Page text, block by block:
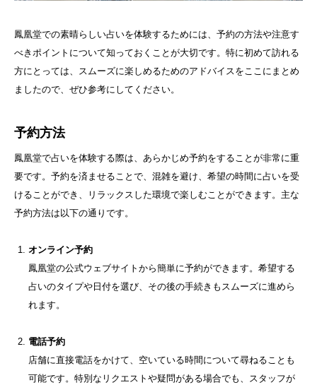
鳳凰堂での素晴らしい占いを体験するためには、予約の方法や注意す
べきポイントについて知っておくことが大切です。特に初めて訪れる
方にとっては、スムーズに楽しめるためのアドバイスをここにまとめ
ましたので、ぜひ参考にしてください。
予約方法
鳳凰堂で占いを体験する際は、あらかじめ予約をすることが非常に重
要です。予約を済ませることで、混雑を避け、希望の時間に占いを受
けることができ、リラックスした環境で楽しむことができます。主な
予約方法は以下の通りです。
オンライン予約
鳳凰堂の公式ウェブサイトから簡単に予約ができます。希望する
占いのタイプや日付を選び、その後の手続きもスムーズに進めら
れます。
電話予約
店舗に直接電話をかけて、空いている時間について尋ねることも
可能です。特別なリクエストや疑問がある場合でも、スタッフが